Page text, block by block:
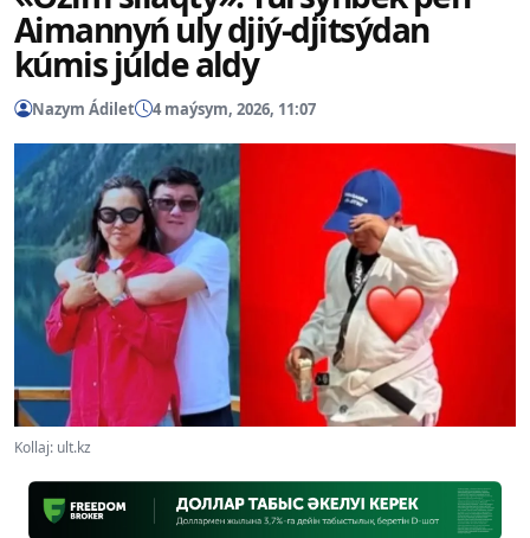
Aimannyń uly djiý-djitsýdan
kúmis júlde aldy
Nazym Ádilet 4 maýsym, 2026, 11:07
Kollaj: ult.kz